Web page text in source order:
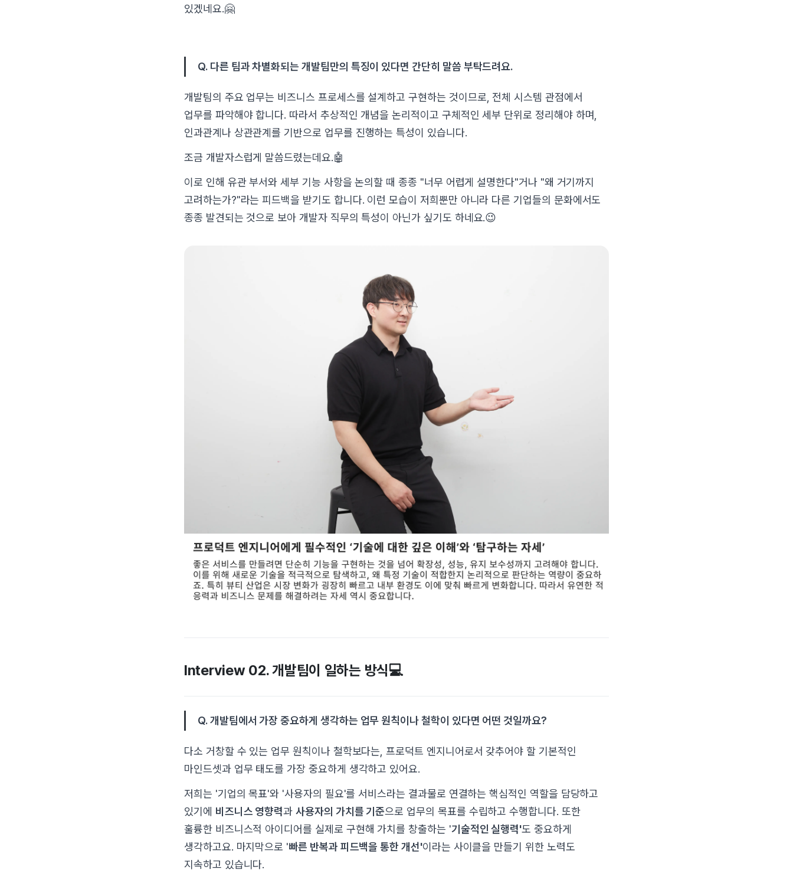
있겠네요.🤗
Q. 다른 팀과 차별화되는 개발팀만의 특징이 있다면 간단히 말씀 부탁드려요.
개발팀의 주요 업무는 비즈니스 프로세스를 설계하고 구현하는 것이므로, 전체 시스템 관점에서
업무를 파악해야 합니다. 따라서 추상적인 개념을 논리적이고 구체적인 세부 단위로 정리해야 하며,
인과관계나 상관관계를 기반으로 업무를 진행하는 특성이 있습니다.
조금 개발자스럽게 말씀드렸는데요.🤖
이로 인해 유관 부서와 세부 기능 사항을 논의할 때 종종 "너무 어렵게 설명한다"거나 "왜 거기까지
고려하는가?"라는 피드백을 받기도 합니다. 이런 모습이 저희뿐만 아니라 다른 기업들의 문화에서도
종종 발견되는 것으로 보아 개발자 직무의 특성이 아닌가 싶기도 하네요.😉
Interview 02. 개발팀이 일하는 방식💻
Q. 개발팀에서 가장 중요하게 생각하는 업무 원칙이나 철학이 있다면 어떤 것일까요?
다소 거창할 수 있는 업무 원칙이나 철학보다는, 프로덕트 엔지니어로서 갖추어야 할 기본적인
마인드셋과 업무 태도를 가장 중요하게 생각하고 있어요.
저희는 '기업의 목표'와 '사용자의 필요'를 서비스라는 결과물로 연결하는 핵심적인 역할을 담당하고
있기에 비즈니스 영향력과사용자의 가치를 기준으로 업무의 목표를 수립하고 수행합니다. 또한
훌륭한 비즈니스적 아이디어를 실제로 구현해 가치를 창출하는 '기술적인 실행력'도 중요하게
생각하고요. 마지막으로 '빠른 반복과 피드백을 통한 개선'이라는 사이클을 만들기 위한 노력도
지속하고 있습니다.